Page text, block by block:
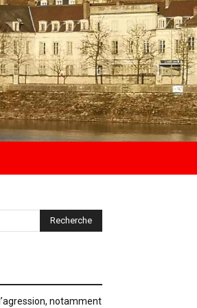
notamment